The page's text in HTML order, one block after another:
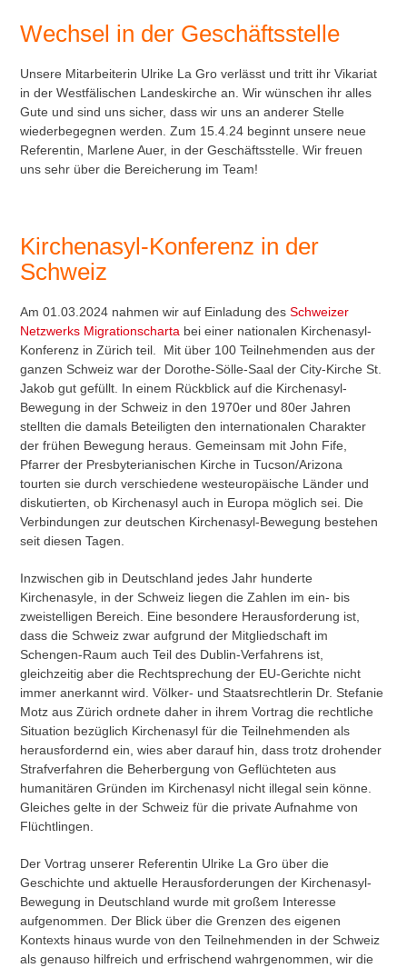
Wechsel in der Geschäftsstelle
Unsere Mitarbeiterin Ulrike La Gro verlässt und tritt ihr Vikariat
in der Westfälischen Landeskirche an. Wir wünschen ihr alles
Gute und sind uns sicher, dass wir uns an anderer Stelle
wiederbegegnen werden. Zum 15.4.24 beginnt unsere neue
Referentin, Marlene Auer, in der Geschäftsstelle. Wir freuen
uns sehr über die Bereicherung im Team!
Kirchenasyl-Konferenz in der
Schweiz
Am 01.03.2024 nahmen wir auf Einladung desSchweizer
Netzwerks Migrationscharta bei einer nationalen Kirchenasyl-
Konferenz in Zürich teil. Mit über 100 Teilnehmenden aus der
ganzen Schweiz war der Dorothe-Sölle-Saal der City-Kirche St.
Jakob gut gefüllt. In einem Rückblick auf die Kirchenasyl-
Bewegung in der Schweiz in den 1970er und 80er Jahren
stellten die damals Beteiligten den internationalen Charakter
der frühen Bewegung heraus. Gemeinsam mit John Fife,
Pfarrer der Presbyterianischen Kirche in Tucson/Arizona
tourten sie durch verschiedene westeuropäische Länder und
diskutierten, ob Kirchenasyl auch in Europa möglich sei. Die
Verbindungen zur deutschen Kirchenasyl-Bewegung bestehen
seit diesen Tagen.
Inzwischen gib in Deutschland jedes Jahr hunderte
Kirchenasyle, in der Schweiz liegen die Zahlen im ein- bis
zweistelligen Bereich. Eine besondere Herausforderung ist,
dass die Schweiz zwar aufgrund der Mitgliedschaft im
Schengen-Raum auch Teil des Dublin-Verfahrens ist,
gleichzeitig aber die Rechtsprechung der EU-Gerichte nicht
immer anerkannt wird. Völker- und Staatsrechtlerin Dr. Stefanie
Motz aus Zürich ordnete daher in ihrem Vortrag die rechtliche
Situation bezüglich Kirchenasyl für die Teilnehmenden als
herausfordernd ein, wies aber darauf hin, dass trotz drohender
Strafverfahren die Beherbergung von Geflüchteten aus
humanitären Gründen im Kirchenasyl nicht illegal sein könne.
Gleiches gelte in der Schweiz für die private Aufnahme von
Flüchtlingen.
Der Vortrag unserer Referentin Ulrike La Gro über die
Geschichte und aktuelle Herausforderungen der Kirchenasyl-
Bewegung in Deutschland wurde mit großem Interesse
aufgenommen. Der Blick über die Grenzen des eigenen
Kontexts hinaus wurde von den Teilnehmenden in der Schweiz
als genauso hilfreich und erfrischend wahrgenommen, wir die